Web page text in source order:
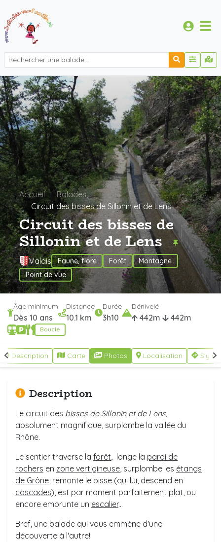
Accueil
Balades
Circuit des bisses de Sillonin et de Lens
Circuit des bisses de
Sillonin et de Lens
Valais Faune, flore Forêt
Montagne
Point de vue
Âge minimum
Dès 10 ans
Distance
10.1 km
Durée
3h10
Dénivelé
442m 442m
Boucle
Description Carte Photos Localisation S'y
Description
Le circuit des bisses de Sillonin et de Lens,
absolument magnifique, surplombe la vallée du
Rhône.
Le sentier traverse la forêt , longe la paroi de
rochers en zone vertigineuse , surplombe les étangs
de Grône , remonte le bisse (qui lui, descend en
cascades), est par moment parfaitement plat, ou
encore emprunte un escalier...
Bref, une balade qui vous emmène d'une
découverte à l'autre!